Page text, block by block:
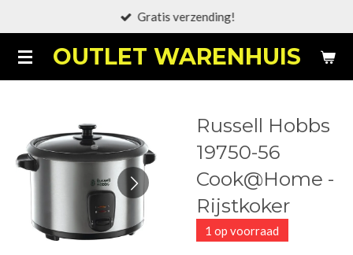
naar
de
OUTLET WARENHUIS
Gratis verzending!
Russell Hobbs
19750-56
Cook@Home -
Rijstkoker
1 op voorraad